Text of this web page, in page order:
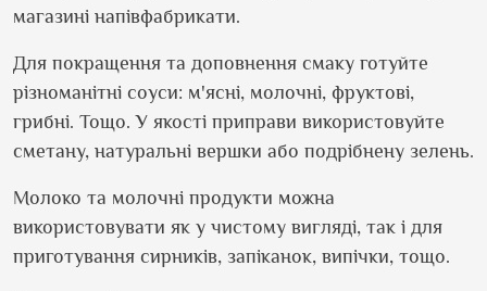
магазині напівфабрикати.
Для покращення та доповнення смаку готуйте
різноманітні соуси: м'ясні, молочні, фруктові,
грибні. Тощо. У якості приправи використовуйте
сметану, натуральні вершки або подрібнену зелень.
Молоко та молочні продукти можна
використовувати як у чистому вигляді, так і для
приготування сирників, запіканок, випічки, тощо.